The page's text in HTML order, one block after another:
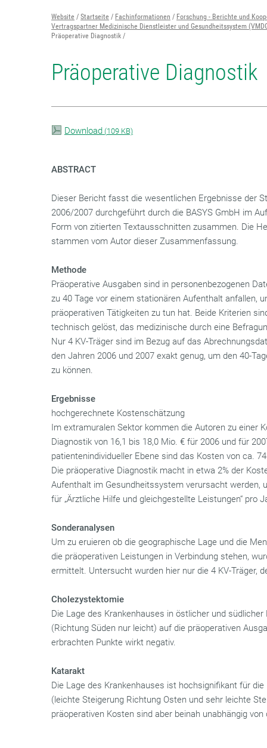
Website Startseite Fachinformationen
Forschung - Berichte und
Vertragspartner Medizinische Dienstleister und Gesundheitssystem
Präoperative Diagnostik
Präoperative Diagnostik
Download (109 KB)
ABSTRACT
Dieser Bericht fasst die wesentlichen Ergebnisse der
2006/2007 durchgeführt durch die BASYS GmbH im
Form von zitierten Textausschnitten zusammen. Die
stammen vom Autor dieser Zusammenfassung.
Methode
Präoperative Ausgaben sind in personenbezogenen
zu 40 Tage vor einem stationären Aufenthalt anfallen,
präoperativen Tätigkeiten zu tun hat. Beide Kriterien
technisch gelöst, das medizinische durch eine
Nur 4 KV-Träger sind im Bezug auf das
den Jahren 2006 und 2007 exakt genug, um den 40-
zu können.
Ergebnisse
hochgerechnete Kostenschätzung
Im extramuralen Sektor kommen die Autoren zu einer
Diagnostik von 16,1 bis 18,0 Mio. € für 2006 und für
patientenindividueller Ebene sind das Kosten von ca.
Die präoperative Diagnostik macht in etwa 2% der
Aufenthalt im Gesundheitssystem verursacht werden,
für „Ärztliche Hilfe und gleichgestellte Leistungen“ pro
Sonderanalysen
Um zu eruieren ob die geographische Lage und die
die präoperativen Leistungen in Verbindung stehen,
ermittelt. Untersucht wurden hier nur die 4 KV-Träger,
Cholezystektomie
Die Lage des Krankenhauses in östlicher und
(Richtung Süden nur leicht) auf die präoperativen
erbrachten Punkte wirkt negativ.
Katarakt
Die Lage des Krankenhauses ist hochsignifikant für
(leichte Steigerung Richtung Osten und sehr leichte
präoperativen Kosten sind aber beinah unabhängig von